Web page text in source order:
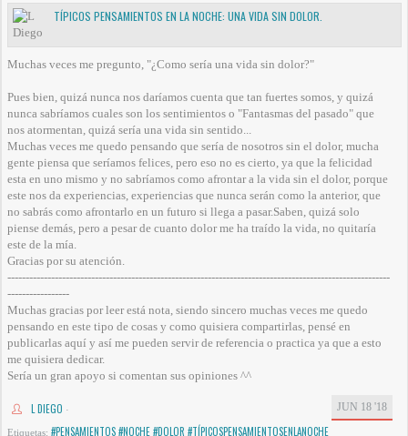
TÍPICOS PENSAMIENTOS EN LA NOCHE: UNA VIDA SIN DOLOR.
Muchas veces me pregunto, "¿Como sería una vida sin dolor?"
Pues bien, quizá nunca nos daríamos cuenta que tan fuertes somos, y quizá
nunca sabríamos cuales son los sentimientos o "Fantasmas del pasado" que
nos atormentan, quizá sería una vida sin sentido...
Muchas veces me quedo pensando que sería de nosotros sin el dolor, mucha
gente piensa que seríamos felices, pero eso no es cierto, ya que la felicidad
esta en uno mismo y no sabríamos como afrontar a la vida sin el dolor, porque
este nos da experiencias, experiencias que nunca serán como la anterior, que
no sabrás como afrontarlo en un futuro si llega a pasar.Saben, quizá solo
piense demás, pero a pesar de cuanto dolor me ha traído la vida, no quitaría
este de la mía.
Gracias por su atención.
---------------------------------------------------------------------------------------------------------
-----------------
Muchas gracias por leer está nota, siendo sincero muchas veces me quedo
pensando en este tipo de cosas y como quisiera compartirlas, pensé en
publicarlas aquí y así me pueden servir de referencia o practica ya que a esto
me quisiera dedicar.
Sería un gran apoyo si comentan sus opiniones ^^
L DIEGO JUN 18 '18
·
Etiquetas: #PENSAMIENTOS #NOCHE #DOLOR #TÍPICOSPENSAMIENTOSENLANOCHE